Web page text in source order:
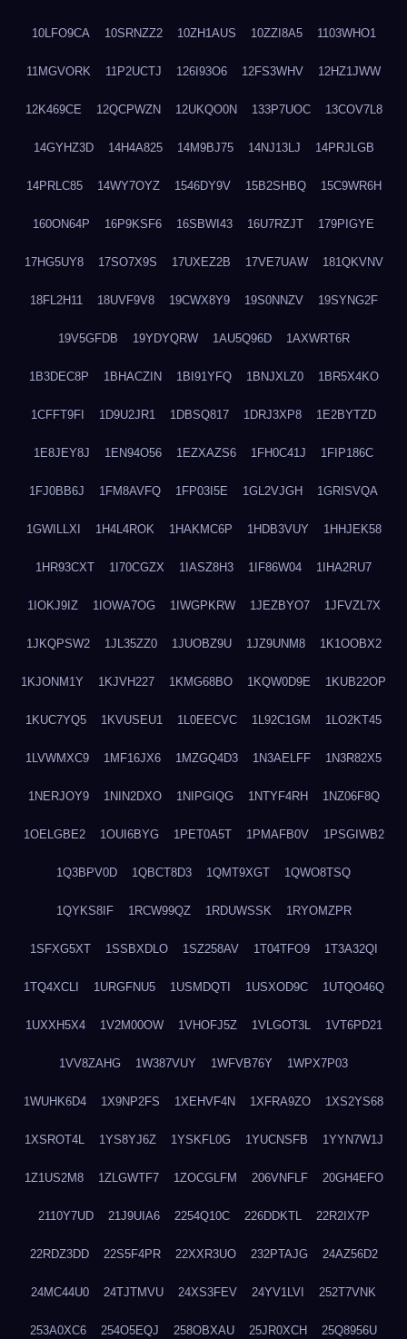
10LFO9CA 10SRNZZ2 10ZH1AUS 10ZZI8A5 1103WHO1
11MGVORK 11P2UCTJ 126I93O6 12FS3WHV 12HZ1JWW
12K469CE 12QCPWZN 12UKQO0N 133P7UOC 13COV7L8
14GYHZ3D 14H4A825 14M9BJ75 14NJ13LJ 14PRJLGB
14PRLC85 14WY7OYZ 1546DY9V 15B2SHBQ 15C9WR6H
160ON64P 16P9KSF6 16SBWI43 16U7RZJT 179PIGYE
17HG5UY8 17SO7X9S 17UXEZ2B 17VE7UAW 181QKVNV
18FL2H11 18UVF9V8 19CWX8Y9 19S0NNZV 19SYNG2F
19V5GFDB 19YDYQRW 1AU5Q96D 1AXWRT6R
1B3DEC8P 1BHACZIN 1BI91YFQ 1BNJXLZ0 1BR5X4KO
1CFFT9FI 1D9U2JR1 1DBSQ817 1DRJ3XP8 1E2BYTZD
1E8JEY8J 1EN94O56 1EZXAZS6 1FH0C41J 1FIP186C
1FJ0BB6J 1FM8AVFQ 1FP03I5E 1GL2VJGH 1GRISVQA
1GWILLXI 1H4L4ROK 1HAKMC6P 1HDB3VUY 1HHJEK58
1HR93CXT 1I70CGZX 1IASZ8H3 1IF86W04 1IHA2RU7
1IOKJ9IZ 1IOWA7OG 1IWGPKRW 1JEZBYO7 1JFVZL7X
1JKQPSW2 1JL35ZZ0 1JUOBZ9U 1JZ9UNM8 1K1OOBX2
1KJONM1Y 1KJVH227 1KMG68BO 1KQW0D9E 1KUB22OP
1KUC7YQ5 1KVUSEU1 1L0EECVC 1L92C1GM 1LO2KT45
1LVWMXC9 1MF16JX6 1MZGQ4D3 1N3AELFF 1N3R82X5
1NERJOY9 1NIN2DXO 1NIPGIQG 1NTYF4RH 1NZ06F8Q
1OELGBE2 1OUI6BYG 1PET0A5T 1PMAFB0V 1PSGIWB2
1Q3BPV0D 1QBCT8D3 1QMT9XGT 1QWO8TSQ
1QYKS8IF 1RCW99QZ 1RDUWSSK 1RYOMZPR
1SFXG5XT 1SSBXDLO 1SZ258AV 1T04TFO9 1T3A32QI
1TQ4XCLI 1URGFNU5 1USMDQTI 1USXOD9C 1UTQO46Q
1UXXH5X4 1V2M00OW 1VHOFJ5Z 1VLGOT3L 1VT6PD21
1VV8ZAHG 1W387VUY 1WFVB76Y 1WPX7P03
1WUHK6D4 1X9NP2FS 1XEHVF4N 1XFRA9ZO 1XS2YS68
1XSROT4L 1YS8YJ6Z 1YSKFL0G 1YUCNSFB 1YYN7W1J
1Z1US2M8 1ZLGWTF7 1ZOCGLFM 206VNFLF 20GH4EFO
2110Y7UD 21J9UIA6 2254Q10C 226DDKTL 22R2IX7P
22RDZ3DD 22S5F4PR 22XXR3UO 232PTAJG 24AZ56D2
24MC44U0 24TJTMVU 24XS3FEV 24YV1LVI 252T7VNK
253A0XC6 254O5EQJ 258OBXAU 25JR0XCH 25Q8956U